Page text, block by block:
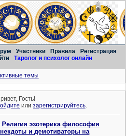
Участники Правила
Регистрация
Таролог и психолог онлайн
темы
Гость!
илизарегистрируйтесь.
Религия эзотерика философия
и демотиваторы на